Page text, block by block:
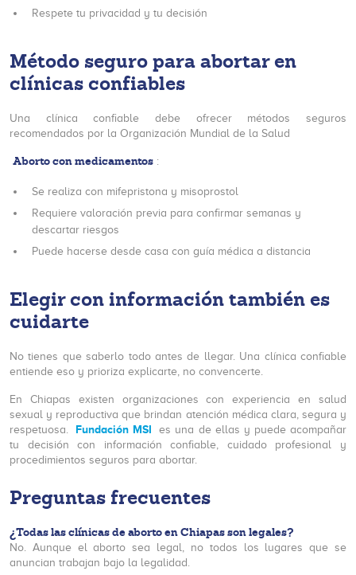
Respete tu privacidad y tu decisión
Método seguro para abortar en
clínicas confiables
Una clínica confiable debe ofrecer métodos seguros
recomendados por la Organización Mundial de la Salud
Aborto con medicamentos :
Se realiza con mifepristona y misoprostol
Requiere valoración previa para confirmar semanas y
descartar riesgos
Puede hacerse desde casa con guía médica a distancia
Elegir con información también es
cuidarte
No tienes que saberlo todo antes de llegar. Una clínica confiable
entiende eso y prioriza explicarte, no convencerte.
En Chiapas existen organizaciones con experiencia en salud
sexual y reproductiva que brindan atención médica clara, segura y
respetuosa.
Fundación MSI
es una de ellas y puede acompañar
tu decisión con información confiable, cuidado profesional y
procedimientos seguros para abortar.
Preguntas frecuentes
¿Todas las clínicas de aborto en Chiapas son legales?
No. Aunque el aborto sea legal, no todos los lugares que se
anuncian trabajan bajo la legalidad.